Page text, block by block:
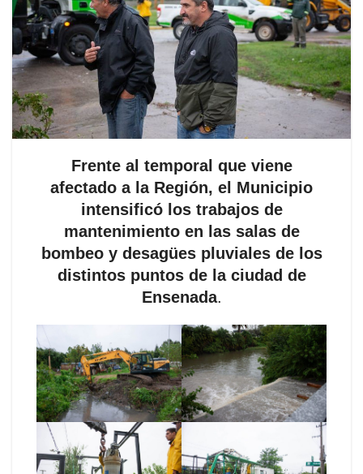
Frente al temporal que viene
afectado a la Región, el Municipio
intensificó los trabajos de
mantenimiento en las salas de
bombeo y desagües pluviales de los
distintos puntos de la ciudad de
Ensenada.